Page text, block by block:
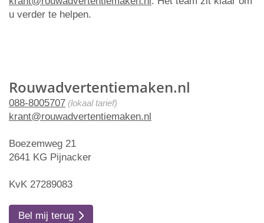
Rouwadvertentiemaken.nl
088-8005707 (lokaal tarief)
krant@rouwadvertentiemaken.nl
Boezemweg 21
2641 KG Pijnacker
KvK 27289083
Bel mij terug
u verder te helpen.